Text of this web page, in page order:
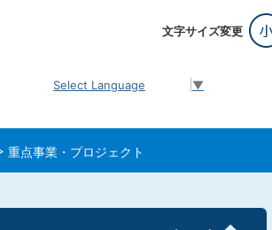
文字サイズ変更
Select Language ▼
重点事業・プロジェクト